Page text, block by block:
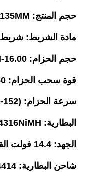
حجم المنتج: 335X165X135MM
مادة الشريط: شريط PET PP
حجم الحزام: 16.00-19.00MM/0.4-1.0MM
قوة سحب الحزام: 650-3000N
سرعة الحزام: (152-250) MM/S
البطارية: E5.4316NiMH
الجهد: 14.4 فولت القدرة: 2.4-2.7mA
شاحن البطارية: E5 4414